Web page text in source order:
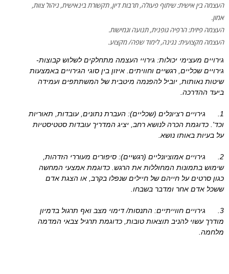
העצמה בין אישית: שיתוף פעולה, תרבות דיון, תקשורת בינאישית, ניהול צוות,
אמון.
העצמה פיזית: הרפיה גופנית, תנועה וגמישות.
העצמה מקצועית: נגינה, לימוד שפה/ מקצוע.
גירויים מעצימי יכולות: גירויי העצמה מתחלקים לשלוש קבוצות-
גירויים שכליים, רגשיים וחוויתים. איזון בין סוגי הגירויים באמצעות
שיטות נאותות, יוביל להפנמה מיטבית של המשתתפים ועמידה
ביעד ההדרכה.
1. גירויים רציונלים (שכליים): העברת נתונים, עובדות, תאוריות
וכד'. כדוגמת הכרה לנושא רחב, יציג המדריך עובדות סטטיסטיות
על בעיות באותו נושא.
2. גירויים אמוציונליים (רגשיים): סיפורים מעוררי הזדהות,
שימוש בתמונות המחוללות את הרגש. כדוגמת אמצעי המחשה
כגון סרטים על חייהם של חיילים שנפלו בקרב, או הצגת אדם
ששכל אדם אחר ומדבר בשבחו.
3. גירויים חווייתיים: התנסות/ דימוי מצב ואף תרגול בדמיון
מודרך עשוי להניב תוצאות טובות, כדוגמת תרגיל צבאי המדמה
מלחמה.